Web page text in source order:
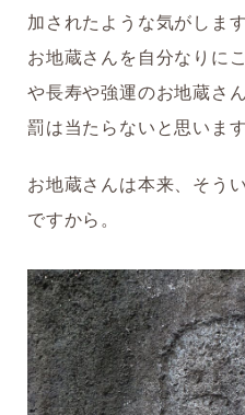
加されたような気がしま
お地蔵さんを自分なりに
や長寿や強運のお地蔵さ
罰は当たらないと思います
お地蔵さんは本来、そう
ですから。